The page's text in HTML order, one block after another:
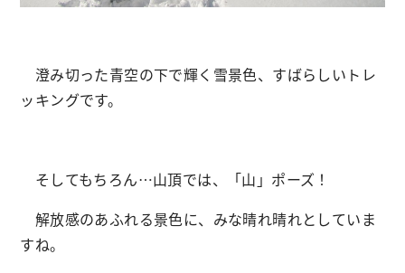
澄み切った青空の下で輝く雪景色、すばらしいトレ
ッキングです。
そしてもちろん…山頂では、「山」ポーズ！
解放感のあふれる景色に、みな晴れ晴れとしていま
すね。